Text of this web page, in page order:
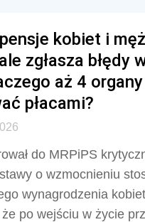
kobiet i
zgłasza błędy
aż 4
płacami?
do MRPiPS
o wzmocnieniu
wynagrodzenia
po wejściu w życie